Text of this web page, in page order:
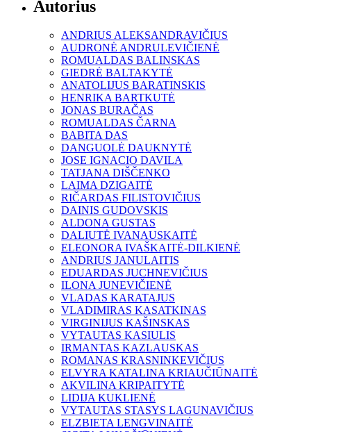
Autorius
ANDRIUS ALEKSANDRAVIČIUS
AUDRONĖ ANDRULEVIČIENĖ
ROMUALDAS BALINSKAS
GIEDRĖ BALTAKYTĖ
ANATOLIJUS BARATINSKIS
HENRIKA BARTKUTĖ
JONAS BURAČAS
ROMUALDAS ČARNA
BABITA DAS
DANGUOLĖ DAUKNYTĖ
JOSE IGNACIO DAVILA
TATJANA DIŠČENKO
LAIMA DZIGAITĖ
RIČARDAS FILISTOVIČIUS
DAINIS GUDOVSKIS
ALDONA GUSTAS
DALIUTĖ IVANAUSKAITĖ
ELEONORA IVAŠKAITĖ-DILKIENĖ
ANDRIUS JANULAITIS
EDUARDAS JUCHNEVIČIUS
ILONA JUNEVIČIENĖ
VLADAS KARATAJUS
VLADIMIRAS KASATKINAS
VIRGINIJUS KAŠINSKAS
VYTAUTAS KASIULIS
IRMANTAS KAZLAUSKAS
ROMANAS KRASNINKEVIČIUS
ELVYRA KATALINA KRIAUČIŪNAITĖ
AKVILINA KRIPAITYTĖ
LIDIJA KUKLIENĖ
VYTAUTAS STASYS LAGUNAVIČIUS
ELZBIETA LENGVINAITĖ